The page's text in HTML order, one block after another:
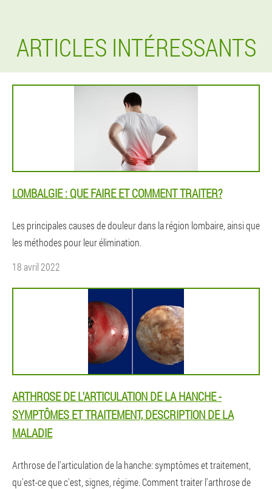
ARTICLES INTÉRESSANTS
LOMBALGIE : QUE FAIRE ET COMMENT TRAITER?
Les principales causes de douleur dans la région lombaire, ainsi que
les méthodes pour leur élimination.
18 avril 2022
ARTHROSE DE L'ARTICULATION DE LA HANCHE -
SYMPTÔMES ET TRAITEMENT, DESCRIPTION DE LA
MALADIE
Arthrose de l'articulation de la hanche: symptômes et traitement,
qu'est-ce que c'est, signes, régime. Comment traiter l'arthrose de